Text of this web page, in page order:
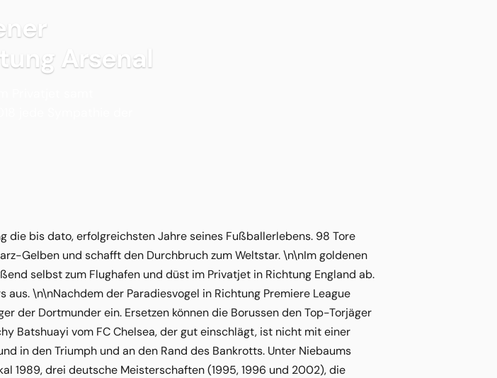
Arsenal
die bis dato, erfolgreichsten Jahre seines Fußballerlebens. 98 Tore
Gelben und schafft den Durchbruch zum Weltstar. \n\nIm goldenen
selbst zum Flughafen und düst im Privatjet in Richtung England ab.
\n\nNachdem der Paradiesvogel in Richtung Premiere League
der Dortmunder ein. Ersetzen können die Borussen den Top-Torjäger
Batshuayi vom FC Chelsea, der gut einschlägt, ist nicht mit einer
in den Triumph und an den Rand des Bankrotts. Unter Niebaums
1989, drei deutsche Meisterschaften (1995, 1996 und 2002), die